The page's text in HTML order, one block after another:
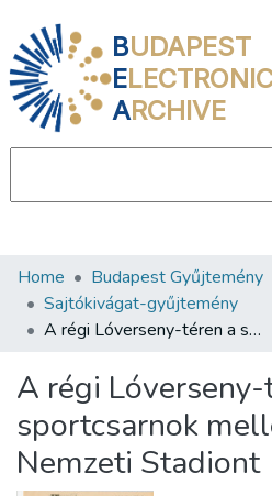
BUDAPEST
E
ARCHIVE
Communities & Collections
All of DSpace
About us
Home Budapest Gyűjtemény
Sajtókivágat-gyűjtemény
A régi Lóverseny-téren a sportcsarnok mellé építik fel a Nemzeti Stadiont
A régi
sportcsarnok
Nemzeti Stadiont